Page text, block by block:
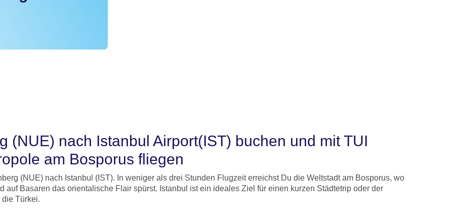
(NUE) nach Istanbul Airport(IST) buchen und mit TUI
am Bosporus fliegen
(NUE) nach Istanbul (IST). In weniger als drei Stunden Flugzeit erreichst Du die Weltstadt am Bosporus, wo
auf Basaren das orientalische Flair spürst. Istanbul ist ein ideales Ziel für einen kurzen Städtetrip oder der
Türkei.